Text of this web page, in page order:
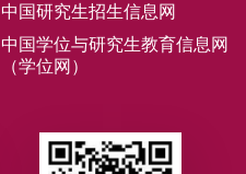
中国研究生招生信息网
中国学位与研究生教育信息网
（学位网）